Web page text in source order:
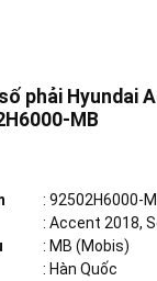
phải Hyundai
MB
: 92502H6000-
: Accent 2018,
: MB (Mobis)
: Hàn Quốc